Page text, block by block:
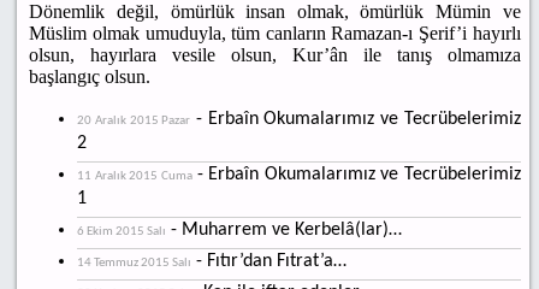
Dönemlik değil, ömürlük insan olmak, ömürlük Mümin ve
Müslim olmak umuduyla, tüm canların Ramazan-ı Şerif’i hayırlı
olsun, hayırlara vesile olsun, Kur’ân ile tanış olmamıza
başlangıç olsun.
20 Aralık 2015 Pazar - Erbaîn Okumalarımız ve Tecrübelerimiz
2
11 Aralık 2015 Cuma- Erbaîn Okumalarımız ve Tecrübelerimiz
1
6 Ekim 2015 Salı - Muharrem ve Kerbelâ(lar)…
14 Temmuz 2015 Salı - Fıtır’dan Fıtrat’a…